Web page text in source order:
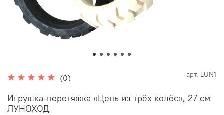
(0) арт. LUN1
Игрушка-перетяжка «Цепь из трёх колёс», 27 см
ЛУНОХОД